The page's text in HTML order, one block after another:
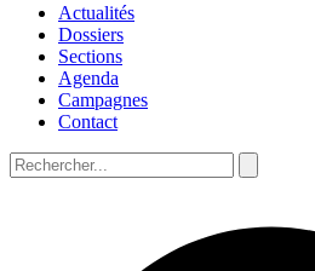
Actualités
Dossiers
Sections
Agenda
Campagnes
Contact